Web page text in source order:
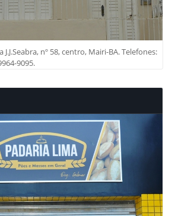
J.J.Seabra, nº 58, centro, Mairi-BA. Telefones:
9095.